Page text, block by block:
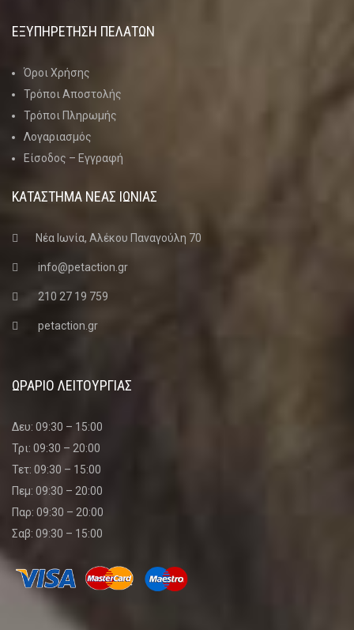
ΕΞΥΠΗΡΕΤΗΣΗ ΠΕΛΑΤΩΝ
Όροι Χρήσης
Τρόποι Αποστολής
Τρόποι Πληρωμής
Λογαριασμός
Είσοδος – Εγγραφή
ΚΑΤΑΣΤΗΜΑ ΝΈΑΣ ΙΩΝΊΑΣ
Νέα Ιωνία, Αλέκου Παναγούλη 70
info@petaction.gr
210 27 19 759
petaction.gr
ΩΡΑΡΙΟ ΛΕΙΤΟΥΡΓΙΑΣ
Δευ: 09:30 – 15:00
Τρι: 09:30 – 20:00
Τετ: 09:30 – 15:00
Πεμ: 09:30 – 20:00
Παρ: 09:30 – 20:00
Σαβ: 09:30 – 15:00